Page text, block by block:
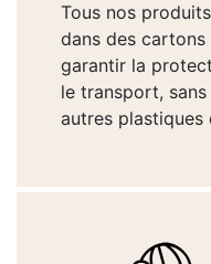
Tous nos
dans des
garantir la
le transport,
autres plastiques